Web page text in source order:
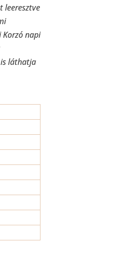
leeresztve
Korzó napi
láthatja